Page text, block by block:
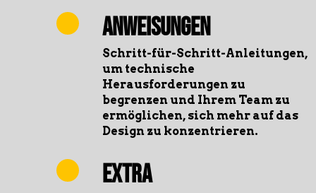
Anweisungen
Schritt-für-Schritt-Anleitungen,
um technische
Herausforderungen zu
begrenzen und Ihrem Team zu
ermöglichen, sich mehr auf das
Design zu konzentrieren.
Extra